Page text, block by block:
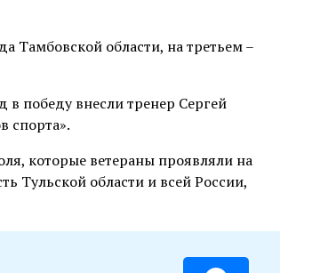
Тамбовской области, на третьем –
победу внесли тренер Сергей
спорта».
которые ветераны проявляли на
Тульской области и всей России,